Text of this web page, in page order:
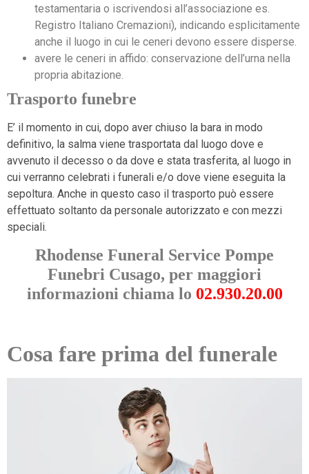
testamentaria o iscrivendosi all’associazione es.
Registro Italiano Cremazioni), indicando esplicitamente
anche il luogo in cui le ceneri devono essere disperse.
avere le ceneri in affido: conservazione dell’urna nella
propria abitazione.
Trasporto funebre
E’ il momento in cui, dopo aver chiuso la bara in modo
definitivo, la salma viene trasportata dal luogo dove e
avvenuto il decesso o da dove e stata trasferita, al luogo in
cui verranno celebrati i funerali e/o dove viene eseguita la
sepoltura. Anche in questo caso il trasporto può essere
effettuato soltanto da personale autorizzato e con mezzi
speciali.
Rhodense Funeral Service Pompe
Funebri Cusago, per maggiori
informazioni chiama lo 02.930.20.00
Cosa fare prima del funerale